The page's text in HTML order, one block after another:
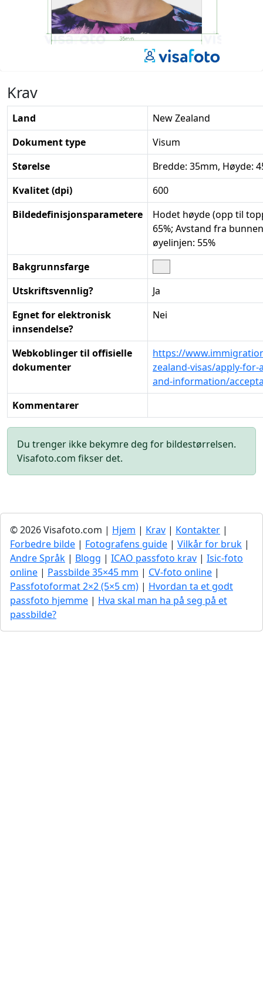
Krav
Land
New Zealand
Dokument type
Visum
Størelse
Bredde: 35mm, Høyde:
Kvalitet (dpi)
600
Bildedefinisjonsparametere
Hodet høyde (opp til
65%; Avstand fra
øyelinjen: 55%
Bakgrunnsfarge
Utskriftsvennlig?
Ja
Egnet for elektronisk
innsendelse?
Nei
Webkoblinger til offisielle
dokumenter
https://
zealand-visas/apply-for-
and-information/
Kommentarer
Du trenger ikke bekymre deg for bildestørrelsen.
Visafoto.com fikser det.
© 2026 Visafoto.com | Hjem | Krav | Kontakter |
Forbedre bilde | Fotografens guide | Vilkår for bruk |
Andre Språk | Blogg | ICAO passfoto krav | Isic-foto
online | Passbilde 35×45 mm | CV-foto online |
Passfotoformat 2×2 (5×5 cm) | Hvordan ta et godt
passfoto hjemme | Hva skal man ha på seg på et
passbilde?